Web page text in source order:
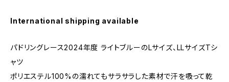
International shipping available
パドリングレース2024年度 ライトブルーのLサイズ、LLサイズTシ
ャツ
ポリエステル100%の濡れてもサラサラした素材で汗を吸って乾